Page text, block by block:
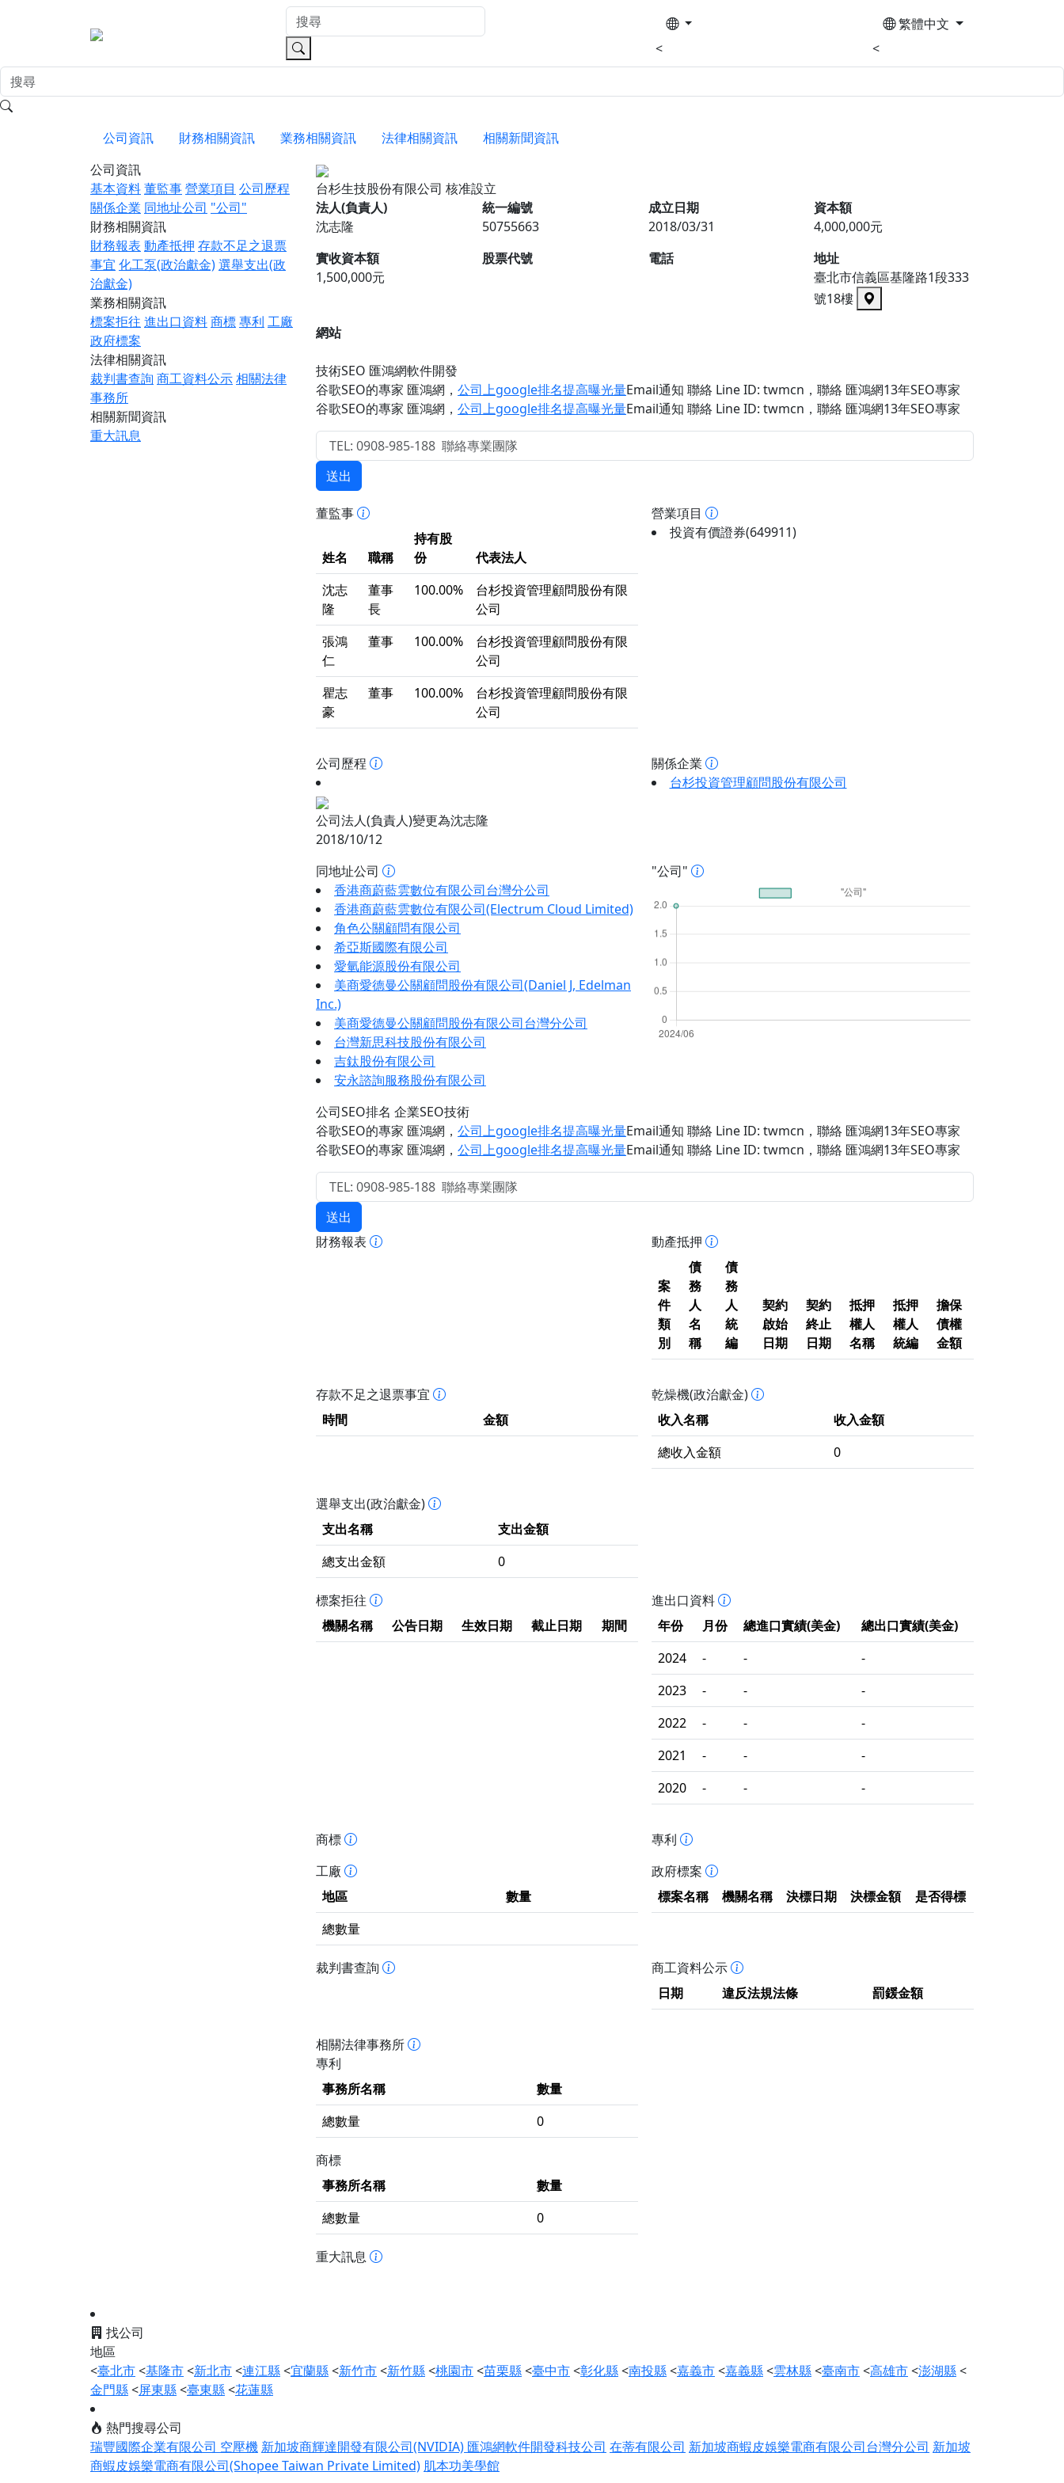
<
繁體中文
<
公司資訊 財務相關資訊 業務相關資訊 法律相關資訊
相關新聞資訊
公司資訊
基本資料董監事營業項目 公司歷程
關係企業 同地址公司 "公司"
財務相關資訊
財務報表 動產抵押 存款不足之退票
事宜 化工泵(政治獻金)選舉支出(政
治獻金)
業務相關資訊
標案拒往 進出口資料商標專利 工廠
政府標案
法律相關資訊
裁判書查詢 商工資料公示相關法律
事務所
相關新聞資訊
重大訊息
台杉生技股份有限公司 核准設立
法人(負責人)
沈志隆
統一編號
50755663
成立日期
2018/03/31
資本額
4,000,000元
實收資本額
1,500,000元
股票代號 電話
地址
臺北市信義區基隆路1段333
號18樓
網站
技術SEO 匯鴻網軟件開發
谷歌SEO的專家 匯鴻網 ， 公司上google排名提高曝光量Email通知 聯絡 Line ID: twmcn ，聯絡 匯鴻網13年SEO專家
谷歌SEO的專家 匯鴻網 ， 公司上google排名提高曝光量Email通知 聯絡 Line ID: twmcn ，聯絡 匯鴻網13年SEO專家
送出
董監事
姓名 職稱
持有股
份
代表法人
沈志
隆
董事
長
100.00%
台杉投資管理顧問股份有限
公司
張鴻
仁
董事 100.00%
台杉投資管理顧問股份有限
公司
瞿志
豪
董事 100.00%
台杉投資管理顧問股份有限
公司
營業項目
投資有價證券(649911)
公司歷程
公司法人(負責人)變更為沈志隆
2018/10/12
關係企業
台杉投資管理顧問股份有限公司
同地址公司
香港商蔚藍雲數位有限公司台灣分公司
香港商蔚藍雲數位有限公司(Electrum Cloud Limited)
角色公關顧問有限公司
希亞斯國際有限公司
愛氫能源股份有限公司
美商愛德曼公關顧問股份有限公司(Daniel J, Edelman
Inc.)
美商愛德曼公關顧問股份有限公司台灣分公司
台灣新思科技股份有限公司
吉鈦股份有限公司
安永諮詢服務股份有限公司
"公司"
公司SEO排名 企業SEO技術
谷歌SEO的專家 匯鴻網 ， 公司上google排名提高曝光量Email通知 聯絡 Line ID: twmcn ，聯絡 匯鴻網13年SEO專家
谷歌SEO的專家 匯鴻網 ， 公司上google排名提高曝光量Email通知 聯絡 Line ID: twmcn ，聯絡 匯鴻網13年SEO專家
送出
財務報表
動產抵押
案
件
類
別
債
務
人
名
稱
債
務
人
統
編
契約
啟始
日期
契約
終止
日期
抵押
權人
名稱
抵押
權人
統編
擔保
債權
金額
存款不足之退票事宜
時間
金額
乾燥機(政治獻金)
收入名稱
收入金額
總收入金額
0
選舉支出(政治獻金)
支出名稱
支出金額
總支出金額
0
標案拒往
機關名稱
公告日期 生效日期 截止日期 期間
進出口資料
年份
月份 總進口實績(美金)
總出口實績(美金)
2024
- -
-
2023
- -
-
2022
- -
-
2021
- -
-
2020
- - -
商標
專利
工廠
地區
數量
總數量
政府標案
標案名稱
機關名稱 決標日期 決標金額 是否得標
裁判書查詢
商工資料公示
日期
違反法規法條 罰鍰金額
相關法律事務所
專利
事務所名稱
數量
總數量
0
商標
事務所名稱
數量
總數量
0
重大訊息
找公司
地區
<臺北市<基隆市<新北市<連江縣<宜蘭縣<新竹市<新竹縣<桃園市<苗栗縣<臺中市<彰化縣<南投縣<嘉義市<嘉義縣<雲林縣<臺南市<高雄市<澎湖縣<
金門縣<屏東縣<臺東縣<花蓮縣
熱門搜尋公司
瑞豐國際企業有限公司 空壓機 新加坡商輝達開發有限公司(NVIDIA) 匯鴻網軟件開發科技公司 在蒂有限公司 新加坡商蝦皮娛樂電商有限公司台灣分公司 新加坡
商蝦皮娛樂電商有限公司(Shopee Taiwan Private Limited) 肌本功美學館